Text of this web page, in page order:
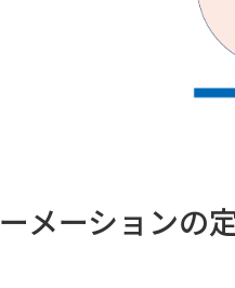
メーションの